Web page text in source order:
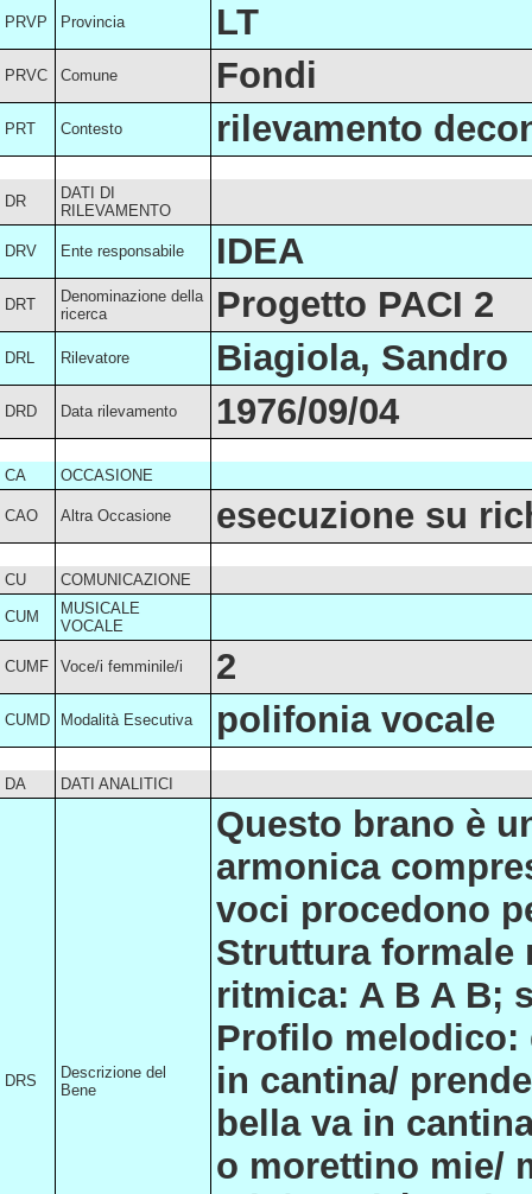
PRVP Provincia LT
PRVC Comune Fondi
PRT Contesto rilevamento
DR
DATI DI
RILEVAMENTO
DRV Ente responsabile IDEA
DRT
Denominazione della
ricerca
Progetto PACI 2
DRL Rilevatore Biagiola, Sandro
DRD Data rilevamento 1976/09/04
CA OCCASIONE
CAO Altra Occasione esecuzione su
CU COMUNICAZIONE
CUM
MUSICALE
VOCALE
CUMF Voce/i femminile/i 2
CUMD Modalità Esecutiva polifonia vocale
DA DATI ANALITICI
DRS
Descrizione del
Bene
Questo brano è
armonica
voci procedono
Struttura formale
ritmica: A B A B;
Profilo melodico:
in cantina/
bella va in
o morettino mie/